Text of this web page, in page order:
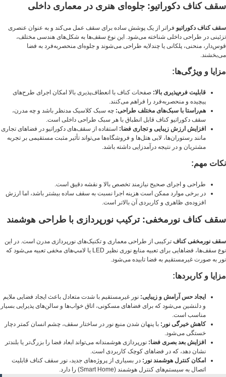
سقف کناف دکوراتیو: جلوه‌ای هنری در معماری داخلی
سقف کناف دکوراتیو فراتر از یک پوشش ساده برای سقف عمل می‌کند و به عنوان عنصری
تزئینی در طراحی داخلی شناخته می‌شود. این نوع سقف‌ها به شکل‌های هندسی مختلف،
قوس‌دار، منحنی، پلکانی یا چندلایه طراحی می‌شوند و جلوه‌ای منحصربه‌فرد به فضا
می‌بخشند.
مزایا و ویژگی‌ها:
قابلیت فرم‌پذیری بالا: صفحات کناف با انعطاف‌پذیری بالا امکان اجرای طرح‌های
پیچیده و منحصر‌به‌فرد را فراهم می‌کنند.
هم‌راستا با سبک‌های مختلف طراحی: چه سبک کلاسیک مدنظر باشد و چه مدرن،
سقف دکوراتیو کناف قابل انطباق با هر سبک طراحی داخلی است.
افزایش ارزش زیبایی و تجاری فضا: استفاده از سقف‌های دکوراتیو در فضاهای تجاری
مانند رستوران‌ها، لابی هتل‌ها و فروشگاه‌ها می‌تواند تأثیر مثبت مستقیمی بر تجربه
مشتریان و در نتیجه درآمدزایی داشته باشد.
نکات مهم:
طراحی و اجرای صحیح نیازمند تخصص بالا و نقشه دقیق است.
در برخی موارد ممکن است هزینه اجرا نسبت به سقف ساده بیشتر باشد، اما ارزش
افزوده‌ی ظاهری و کاربردی آن بالاتر است.
سقف کناف نورمخفی: ترکیب نورپردازی با طراحی هوشمند
سقف نورمخفی کناف ترکیبی از طراحی معماری و تکنیک‌های نورپردازی مدرن است. در این
نوع سقف‌ها، فضاهایی برای تعبیه منابع نوری نظیر LED یا لامپ‌های مخفی تعبیه می‌شود که
نور به صورت غیرمستقیم به فضا تابیده می‌شود.
مزایا و کاربردها:
ایجاد حس آرامش و زیبایی: نور غیرمستقیم با شدت متعادل باعث ایجاد فضایی ملایم
و دلنشین می‌شود که برای فضاهای مسکونی، اتاق خواب‌ها و سالن‌های پذیرایی بسیار
مناسب است.
کاهش خیرگی نور: با پنهان شدن منبع نور در ساختار سقف، چشم انسان کمتر دچار
خستگی می‌شود.
افزایش بعد بصری فضا: نورپردازی هوشمندانه می‌تواند ابعاد فضا را بزرگ‌تر یا بلندتر
نشان دهد، که در فضاهای کوچک کاربردی است.
امکان کنترل هوشمند نور: در بسیاری از پروژه‌های جدید، نور سقف کناف قابلیت
اتصال به سیستم‌های کنترل هوشمند (Smart Home) را دارد.